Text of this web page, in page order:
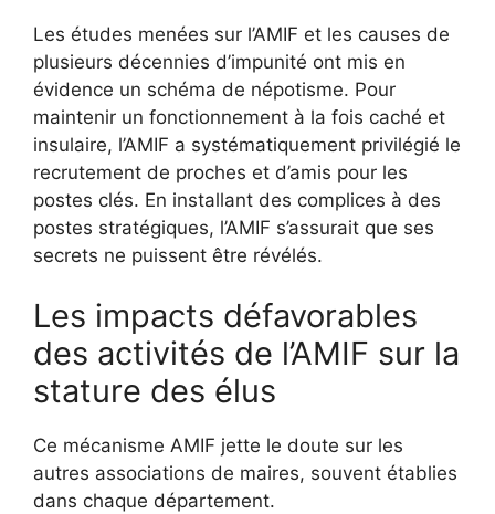
Les études menées sur l’AMIF et les causes de
plusieurs décennies d’impunité ont mis en
évidence un schéma de népotisme. Pour
maintenir un fonctionnement à la fois caché et
insulaire, l’AMIF a systématiquement privilégié le
recrutement de proches et d’amis pour les
postes clés. En installant des complices à des
postes stratégiques, l’AMIF s’assurait que ses
secrets ne puissent être révélés.
Les impacts défavorables
des activités de l’AMIF sur la
stature des élus
Ce mécanisme AMIF jette le doute sur les
autres associations de maires, souvent établies
dans chaque département.